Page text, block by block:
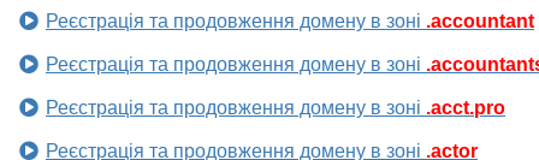
Реєстрація та продовження домену в зоні .accountant
Реєстрація та продовження домену в зоні
Реєстрація та продовження домену в зоні .acct.pro
Реєстрація та продовження домену в зоні .actor